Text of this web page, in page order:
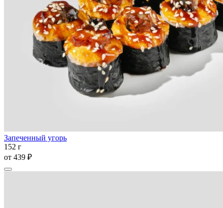
Запеченный угорь
152 г
от 439 ₽